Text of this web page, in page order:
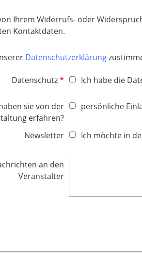
Ihrem Widerrufs- oder
Kontaktdaten.
Datenschutzerklärung
DatenschutzP
l
i
h
f
e
Ich habe die
sie von der
erfahren?
persönliche
Newsletter Ich möchte in
an den
Veranstalter